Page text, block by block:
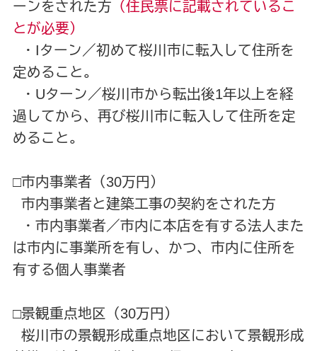
ーンをされた方 （住民票に記載されているこ
とが必要）
・Iターン／初めて桜川市に転入して住所を
定めること。
・Uターン／桜川市から転出後1年以上を経
過してから、再び桜川市に転入して住所を定
めること。
□市内事業者（30万円）
市内事業者と建築工事の契約をされた方
・市内事業者／市内に本店を有する法人また
は市内に事業所を有し、かつ、市内に住所を
有する個人事業者
□景観重点地区（30万円）
桜川市の景観形成重点地区において景観形成